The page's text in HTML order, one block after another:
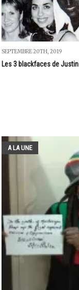
SEPTEMBRE 20TH, 2019
Les 3 blackfaces de
A LA UNE